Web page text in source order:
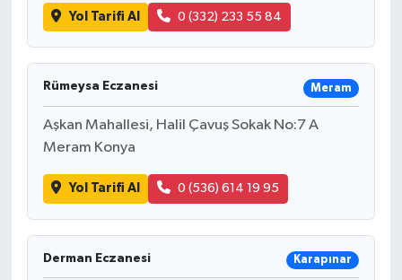
Yol Tarifi Al 0 (332) 233 55 84
Rümeysa Eczanesi Meram
Aşkan Mahallesi, Halil Çavuş Sokak No:7 A
Meram Konya
Yol Tarifi Al 0 (536) 614 19 95
Derman Eczanesi Karapınar